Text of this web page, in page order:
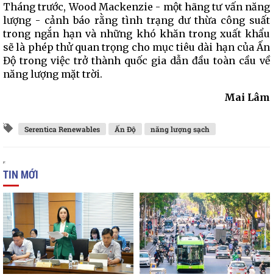
Tháng trước, Wood Mackenzie - một hãng tư vấn năng
lượng - cảnh báo rằng tình trạng dư thừa công suất
trong ngắn hạn và những khó khăn trong xuất khẩu
sẽ là phép thử quan trọng cho mục tiêu dài hạn của Ấn
Độ trong việc trở thành quốc gia dẫn đầu toàn cầu về
năng lượng mặt trời.
Mai Lâm
Serentica Renewables Ấn Độ năng lượng sạch
TIN MỚI